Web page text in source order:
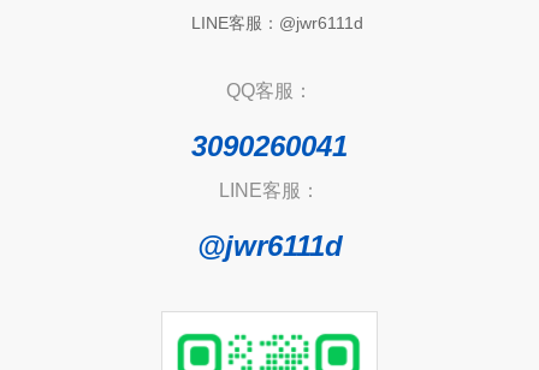
LINE客服：@jwr6111d
QQ客服：
3090260041
LINE客服：
@jwr6111d